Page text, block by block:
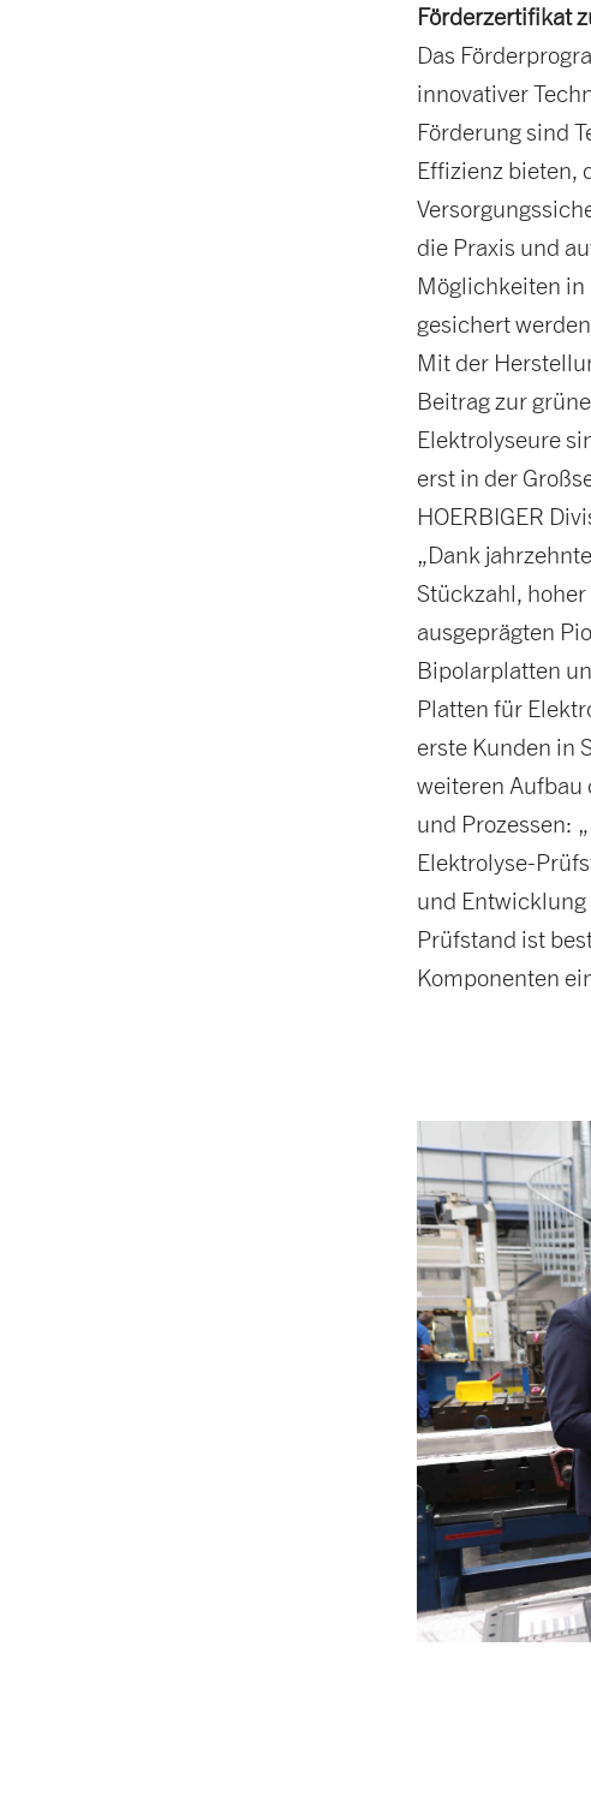
Förderzertifikat
Das
innovativer
Förderung sind
Effizienz bieten,
die Praxis und
Möglichkeiten in
gesichert
Mit der
Beitrag zur
Elektrolyseure
erst in der
HOERBIGER
„Dank
Stückzahl,
ausgeprägten
Bipolarplatten
Platten für
erste Kunden in
weiteren Aufbau
und Prozessen:
Elektrolyse-
und Entwicklung
Prüfstand ist
Komponenten